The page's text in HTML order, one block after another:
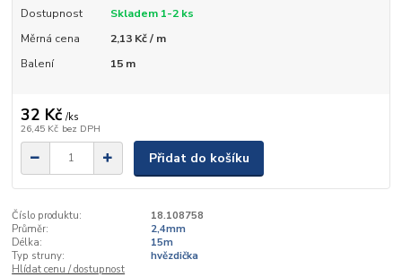
Dostupnost
Skladem 1-2 ks
Měrná cena
2,13 Kč / m
Balení
15 m
32 Kč /ks
26,45 Kč bez DPH
Přidat do košíku
Číslo produktu:
18.108758
Průměr:
2,4mm
Délka:
15m
Typ struny:
hvězdička
Hlídat cenu / dostupnost